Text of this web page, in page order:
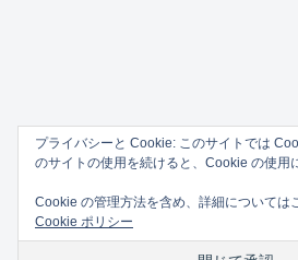
プライバシーと Cookie: このサイトでは
のサイトの使用を続けると、Cookie の使用
Cookie の管理方法を含め、詳細については
Cookie ポリシー